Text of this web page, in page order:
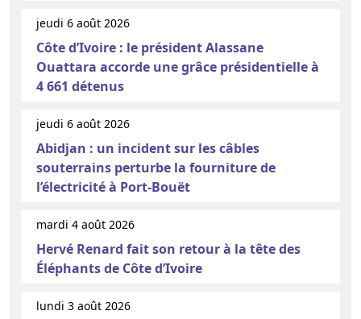
jeudi 6 août 2026
Côte d’Ivoire : le président Alassane
Ouattara accorde une grâce présidentielle à
4 661 détenus
jeudi 6 août 2026
Abidjan : un incident sur les câbles
souterrains perturbe la fourniture de
l’électricité à Port-Bouët
mardi 4 août 2026
Hervé Renard fait son retour à la tête des
Éléphants de Côte d’Ivoire
lundi 3 août 2026